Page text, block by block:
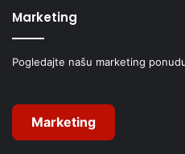
Marketing
Pogledajte našu marketing
Marketing